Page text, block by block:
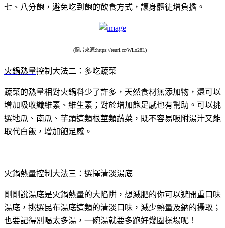
七、八分飽，避免吃到飽的飲食方式，讓身體徒增負擔。
(圖片來源:https://reurl.cc/WLo28L)
火鍋熱量控制大法二：多吃蔬菜
蔬菜的熱量相對火鍋料少了許多，天然食材無添加物，還可以
增加吸收纖維素、維生素；對於增加飽足感也有幫助。可以挑
選地瓜、南瓜、芋頭這類根莖類蔬菜，既不容易吸附湯汁又能
取代白飯，增加飽足感。
火鍋熱量控制大法三：選擇清淡湯底
剛剛說湯底是火鍋熱量的大陷阱，想減肥的你可以避開重口味
湯底，挑選昆布湯底這類的清淡口味，減少熱量及鈉的攝取；
也要記得別喝太多湯，一碗湯就要多跑好幾圈操場呢！